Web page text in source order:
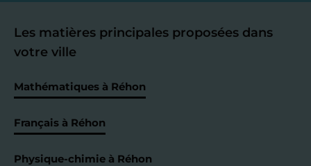
Les matières principales proposées dans
votre ville
Mathématiques à Réhon
Français à Réhon
Physique-chimie à Réhon